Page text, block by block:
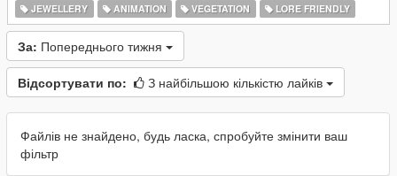
JEWELLERY
ANIMATION VEGETATION LORE FRIENDLY
За: Попереднього тижня
Відсортувати по: З найбільшою кількістю лайків
Файлів не знайдено, будь ласка, спробуйте змінити ваш
фільтр